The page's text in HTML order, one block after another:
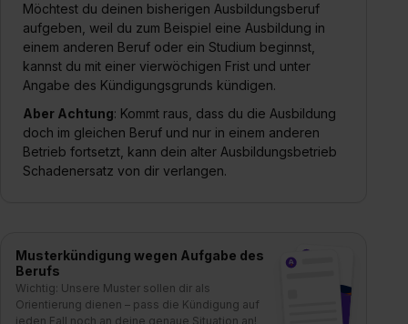
Möchtest du deinen bisherigen Ausbildungsberuf
aufgeben, weil du zum Beispiel eine Ausbildung in
einem anderen Beruf oder ein Studium beginnst,
kannst du mit einer vierwöchigen Frist und unter
Angabe des Kündigungsgrunds kündigen.
Aber Achtung: Kommt raus, dass du die Ausbildung
doch im gleichen Beruf und nur in einem anderen
Betrieb fortsetzt, kann dein alter Ausbildungsbetrieb
Schadenersatz von dir verlangen.
Musterkündigung wegen Aufgabe des
Berufs
Wichtig: Unsere Muster sollen dir als
Orientierung dienen – pass die Kündigung auf
jeden Fall noch an deine genaue Situation an!